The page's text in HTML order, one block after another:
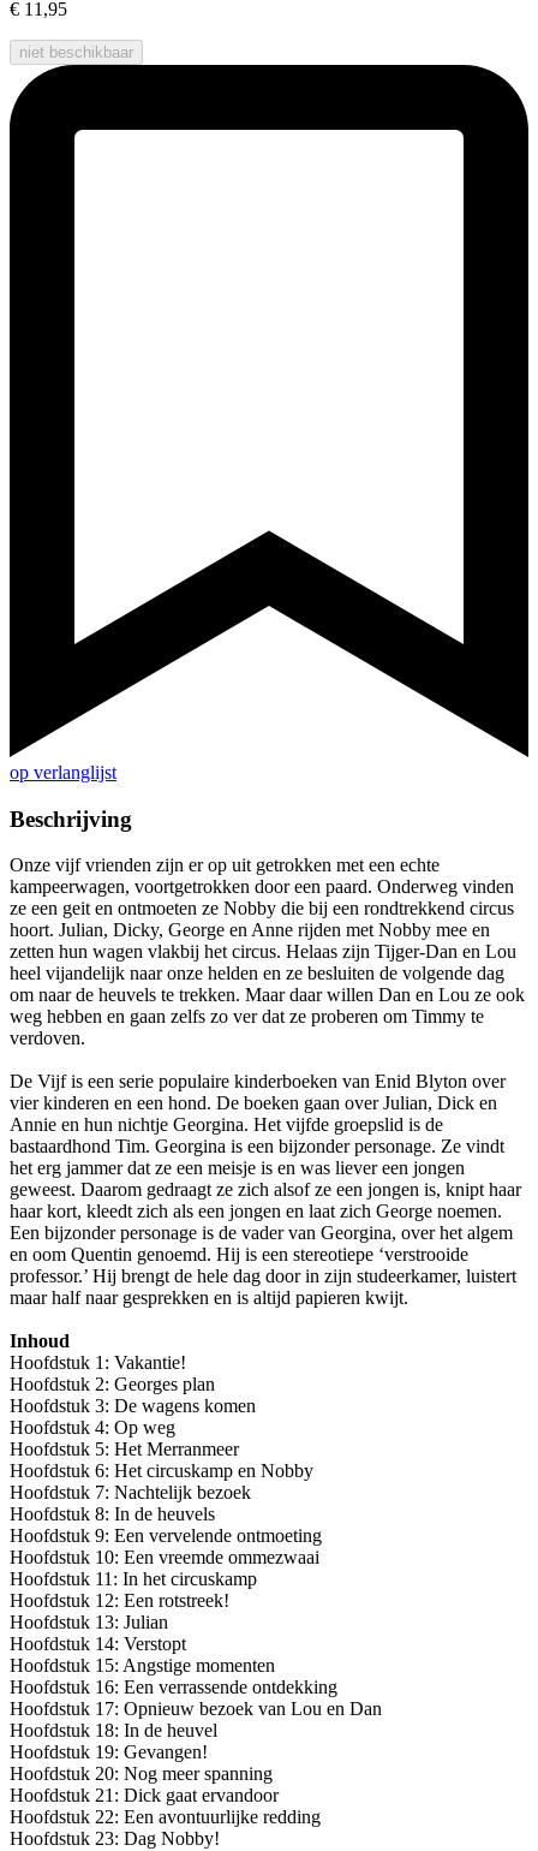
€ 11,95
niet beschikbaar
op verlanglijst
Beschrijving
Onze vijf vrienden zijn er op uit getrokken met een echte
kampeerwagen, voortgetrokken door een paard. Onderweg vinden
ze een geit en ontmoeten ze Nobby die bij een rondtrekkend circus
hoort. Julian, Dicky, George en Anne rijden met Nobby mee en
zetten hun wagen vlakbij het circus. Helaas zijn Tijger-Dan en Lou
heel vijandelijk naar onze helden en ze besluiten de volgende dag
om naar de heuvels te trekken. Maar daar willen Dan en Lou ze ook
weg hebben en gaan zelfs zo ver dat ze proberen om Timmy te
verdoven.
De Vijf is een serie populaire kinderboeken van Enid Blyton over
vier kinderen en een hond. De boeken gaan over Julian, Dick en
Annie en hun nichtje Georgina. Het vijfde groepslid is de
bastaardhond Tim. Georgina is een bijzonder personage. Ze vindt
het erg jammer dat ze een meisje is en was liever een jongen
geweest. Daarom gedraagt ze zich alsof ze een jongen is, knipt haar
haar kort, kleedt zich als een jongen en laat zich George noemen.
Een bijzonder personage is de vader van Georgina, over het algem
en oom Quentin genoemd. Hij is een stereotiepe ‘verstrooide
professor.’ Hij brengt de hele dag door in zijn studeerkamer, luistert
maar half naar gesprekken en is altijd papieren kwijt.
Inhoud
Hoofdstuk 1: Vakantie!
Hoofdstuk 2: Georges plan
Hoofdstuk 3: De wagens komen
Hoofdstuk 4: Op weg
Hoofdstuk 5: Het Merranmeer
Hoofdstuk 6: Het circuskamp en Nobby
Hoofdstuk 7: Nachtelijk bezoek
Hoofdstuk 8: In de heuvels
Hoofdstuk 9: Een vervelende ontmoeting
Hoofdstuk 10: Een vreemde ommezwaai
Hoofdstuk 11: In het circuskamp
Hoofdstuk 12: Een rotstreek!
Hoofdstuk 13: Julian
Hoofdstuk 14: Verstopt
Hoofdstuk 15: Angstige momenten
Hoofdstuk 16: Een verrassende ontdekking
Hoofdstuk 17: Opnieuw bezoek van Lou en Dan
Hoofdstuk 18: In de heuvel
Hoofdstuk 19: Gevangen!
Hoofdstuk 20: Nog meer spanning
Hoofdstuk 21: Dick gaat ervandoor
Hoofdstuk 22: Een avontuurlijke redding
Hoofdstuk 23: Dag Nobby!